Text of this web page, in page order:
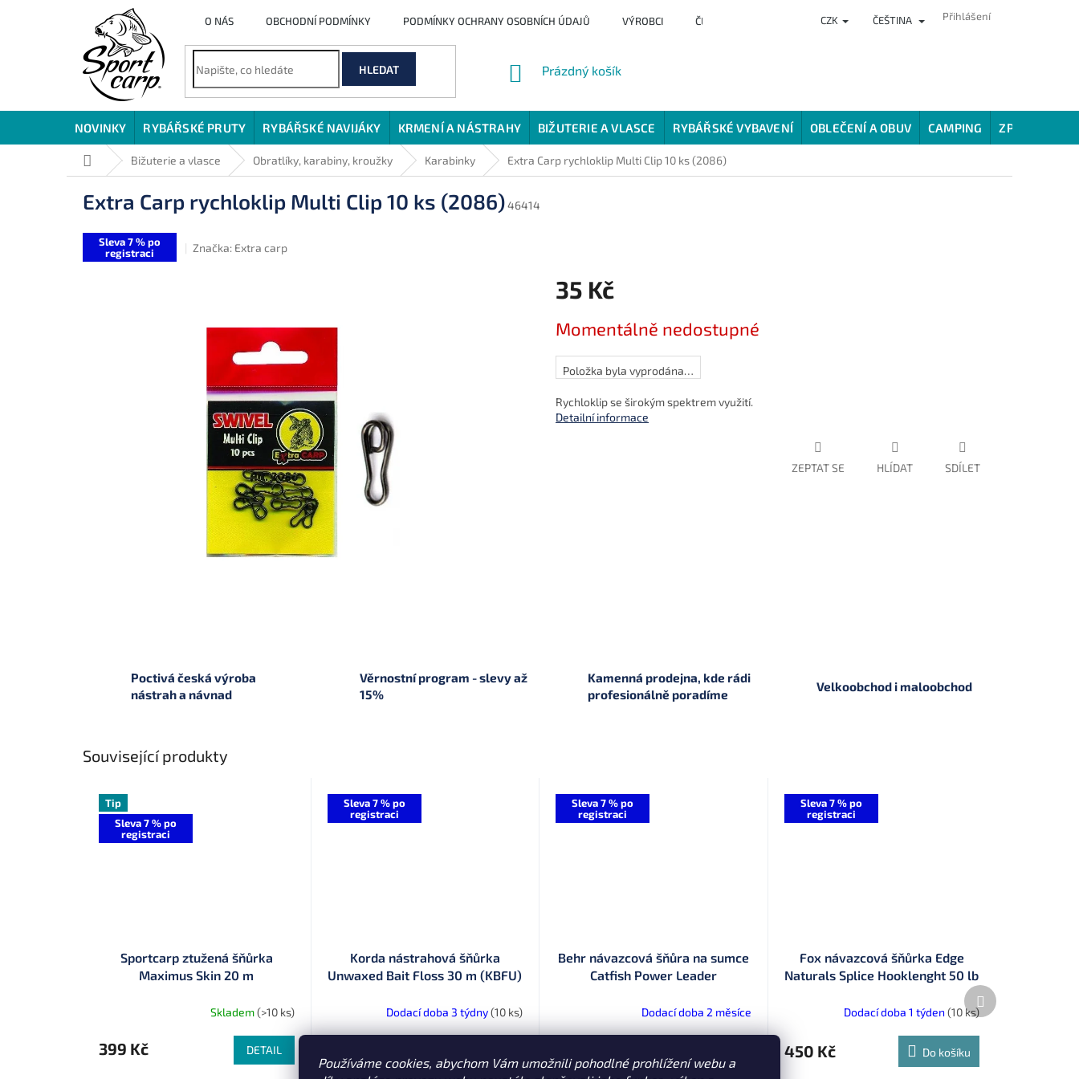
Používáme cookies, abychom Vám umožnili pohodlné prohlížení webu a
O NÁS OBCHODNÍ PODMÍNKY PODMÍNKY OCHRANY OSOBNÍCH ÚDAJŮ VÝROBCI ČLÁNKY HODNOCENÍ OBCHODU VĚRNOSTNÍ
CZK ČEŠTINA Přihlášení
HLEDAT
NÁKUPNÍ
Prázdný košík
NOVINKY RYBÁŘSKÉ PRUTY RYBÁŘSKÉ NAVIJÁKY KRMENÍ A NÁSTRAHY BIŽUTERIE A VLASCE RYBÁŘSKÉ VYBAVENÍ OBLEČENÍ A OBUV CAMPING ZPŮSOBY
Domů Bižuterie a vlasce Obratlíky, karabiny, kroužky Karabinky Extra Carp rychloklip Multi Clip 10 ks (2086)
Extra Carp rychloklip Multi Clip 10 ks (2086)46414
Sleva 7 % po
registraci
Značka: Extra carp
35 Kč
cena:
Momentálně nedostupné
Položka byla vyprodána…
Rychloklip se širokým spektrem využití.
Detailní informace
ZEPTAT SE HLÍDAT SDÍLET
Poctivá česká výroba
nástrah a návnad
Věrnostní program - slevy až
15%
Kamenná prodejna, kde rádi
profesionálně poradíme
Velkoobchod i maloobchod
Související produkty
Tip
Sleva 7 % po
registraci
Sportcarp ztužená šňůrka
Maximus Skin 20 m
Skladem(>10 ks)
399 Kč DETAIL
Sleva 7 % po
registraci
Korda nástrahová šňůrka
Unwaxed Bait Floss 30 m (KBFU)
Dodací doba 3 týdny(10 ks)
Sleva 7 % po
registraci
Behr návazcová šňůra na sumce
Catfish Power Leader
Dodací doba 2 měsíce
Sleva 7 % po
registraci
Fox návazcová šňůrka Edge
Naturals Splice Hooklenght 50 lb
Dodací doba 1 týden (10 ks)
450 Kč Do košíku
Další
produkt